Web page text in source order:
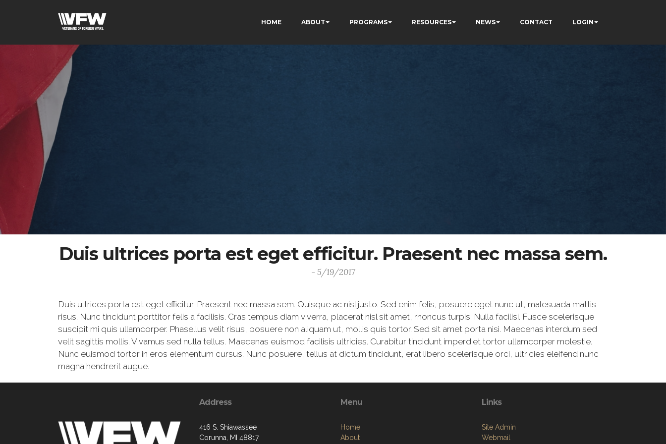
HOME ABOUT PROGRAMS RESOURCES NEWS CONTACT LOGIN
Duis ultrices porta est eget efficitur. Praesent nec massa sem.
- 5/19/2017
Duis ultrices porta est eget efficitur. Praesent nec massa sem. Quisque ac nisl justo. Sed enim felis, posuere eget nunc ut, malesuada mattis
risus. Nunc tincidunt porttitor felis a facilisis. Cras tempus diam viverra, placerat nisl sit amet, rhoncus turpis. Nulla facilisi. Fusce scelerisque
suscipit mi quis ullamcorper. Phasellus velit risus, posuere non aliquam ut, mollis quis tortor. Sed sit amet porta nisi. Maecenas interdum sed
velit sagittis mollis. Vivamus sed nulla tellus. Maecenas euismod facilisis ultricies. Curabitur tincidunt imperdiet tortor ullamcorper molestie.
Nunc euismod tortor in eros elementum cursus. Nunc posuere, tellus at dictum tincidunt, erat libero scelerisque orci, ultricies eleifend nunc
magna hendrerit augue.
Address
416 S. Shiawassee
Corunna, MI 48817
Menu
Home
About
Links
Site Admin
Webmail